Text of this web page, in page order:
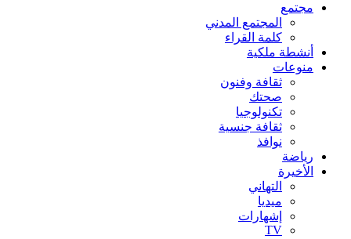
مجتمع
المجتمع المدني
كلمة القراء
أنشطة ملكية
منوعات
ثقافة وفنون
صحتك
تكنولوجيا
ثقافة جنسية
نوافذ
رياضة
الأخيرة
التهاني
ميديا
إشهارات
TV